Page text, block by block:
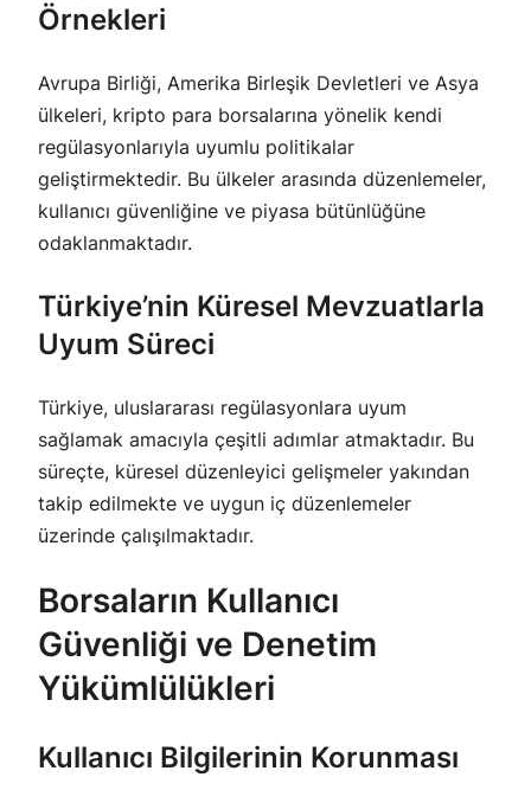
Örnekleri
Avrupa Birliği, Amerika Birleşik Devletleri ve Asya
ülkeleri, kripto para borsalarına yönelik kendi
regülasyonlarıyla uyumlu politikalar
geliştirmektedir. Bu ülkeler arasında düzenlemeler,
kullanıcı güvenliğine ve piyasa bütünlüğüne
odaklanmaktadır.
Türkiye’nin Küresel Mevzuatlarla
Uyum Süreci
Türkiye, uluslararası regülasyonlara uyum
sağlamak amacıyla çeşitli adımlar atmaktadır. Bu
süreçte, küresel düzenleyici gelişmeler yakından
takip edilmekte ve uygun iç düzenlemeler
üzerinde çalışılmaktadır.
Borsaların Kullanıcı
Güvenliği ve Denetim
Yükümlülükleri
Kullanıcı Bilgilerinin Korunması